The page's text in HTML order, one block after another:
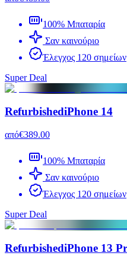
100% Μπαταρία
Σαν καινούριο
Έλεγχος 120 σημείων
Super Deal
RefurbishediPhone 14
από€389.00
100% Μπαταρία
Σαν καινούριο
Έλεγχος 120 σημείων
Super Deal
RefurbishediPhone 13